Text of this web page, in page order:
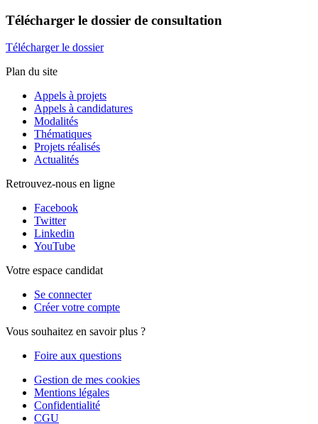
Télécharger le dossier de consultation
Télécharger le dossier
Plan du site
Appels à projets
Appels à candidatures
Modalités
Thématiques
Projets réalisés
Actualités
Retrouvez-nous en ligne
Facebook
Twitter
Linkedin
YouTube
Votre espace candidat
Se connecter
Créer votre compte
Vous souhaitez en savoir plus ?
Foire aux questions
Gestion de mes cookies
Mentions légales
Confidentialité
CGU